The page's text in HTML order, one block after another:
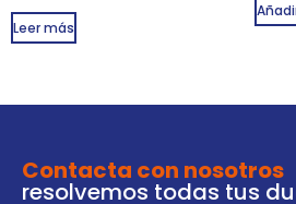
Leer más
Contacta con nosotros
resolvemos todas tus